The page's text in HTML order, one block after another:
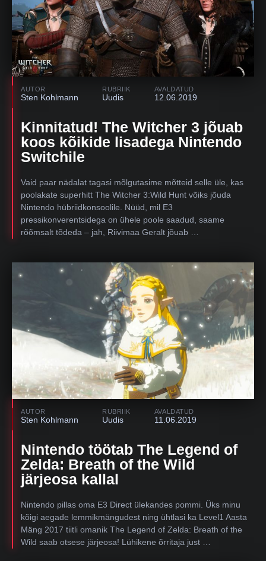
AUTOR
Sten Kohlmann
RUBRIIK
Uudis
AVALDATUD
12.06.2019
Kinnitatud! The Witcher 3 jõuab
koos kõikide lisadega Nintendo
Switchile
Vaid paar nädalat tagasi mõlgutasime mõtteid selle üle, kas
poolakate superhitt The Witcher 3:Wild Hunt võiks jõuda
Nintendo hübriidkonsoolile. Nüüd, mil E3
pressikonverentsidega on ühele poole saadud, saame
rõõmsalt tõdeda – jah, Riivimaa Geralt jõuab …
AUTOR
Sten Kohlmann
RUBRIIK
Uudis
AVALDATUD
11.06.2019
Nintendo töötab The Legend of
Zelda: Breath of the Wild
järjeosa kallal
Nintendo pillas oma E3 Direct ülekandes pommi. Üks minu
kõigi aegade lemmikmängudest ning ühtlasi ka Level1 Aasta
Mäng 2017 tiitli omanik The Legend of Zelda: Breath of the
Wild saab otsese järjeosa! Lühikene õrritaja just …